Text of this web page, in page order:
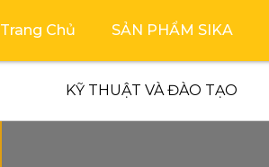
Trang Chủ SẢN PHẨM SIKA
KỸ THUẬT VÀ ĐÀO TẠO